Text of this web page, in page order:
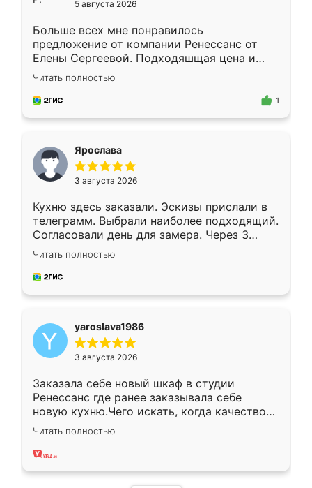
5 августа 2026
Больше всех мне понравилось
предложение от компании Ренессанс от
Елены Сергеевой. Подходяшщая цена и
короткие сроки изготовления. Приехавший
для замера сотрудник Владислав
предложил по моему эскизу самый
Читать полностью
1
Ярослава
3 августа 2026
Кухню здесь заказали. Эскизы прислали в
телеграмм. Выбрали наиболее подходящий.
Согласовали день для замера. Через 3
недели кухня была уже готова. Остались
довольны работой. Спасибо Ренессанс
мебель за качественную работу!
Читать полностью
yaroslava1986
3 августа 2026
Заказала себе новый шкаф в студии
Ренессанс где ранее заказывала себе
новую кухню.Чего искать, когда качеством
вполне довольна. Служит кухня уже почти
два года, нареканий нет.
Читать полностью